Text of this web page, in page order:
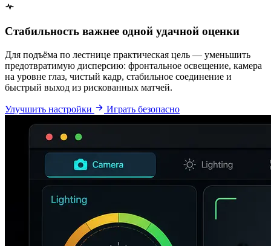
Стабильность важнее одной удачной оценки
Для подъёма по лестнице практическая цель — уменьшить
предотвратимую дисперсию: фронтальное освещение, камера
на уровне глаз, чистый кадр, стабильное соединение и
быстрый выход из рискованных матчей.
Улучшить настройки Играть безопасно